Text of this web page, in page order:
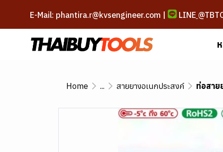
E-Mail: phantira.r@kvsengineer.com | LINE
Home ... สายยางอเนกประสงค์ ท่อสาย